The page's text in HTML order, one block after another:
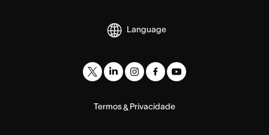
Language
Termos& Privacidade